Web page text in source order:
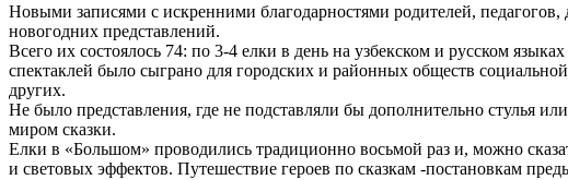
Новыми записями с искренними благодарностями родителей,
новогодних представлений.
Всего их состоялось 74: по 3-4 елки в день на узбекском и русском
спектаклей было сыграно для городских и районных обществ
других.
Не было представления, где не подставляли бы дополнительно стулья
миром сказки.
Елки в «Большом» проводились традиционно восьмой раз и, можно
и световых эффектов. Путешествие героев по сказкам -постановкам